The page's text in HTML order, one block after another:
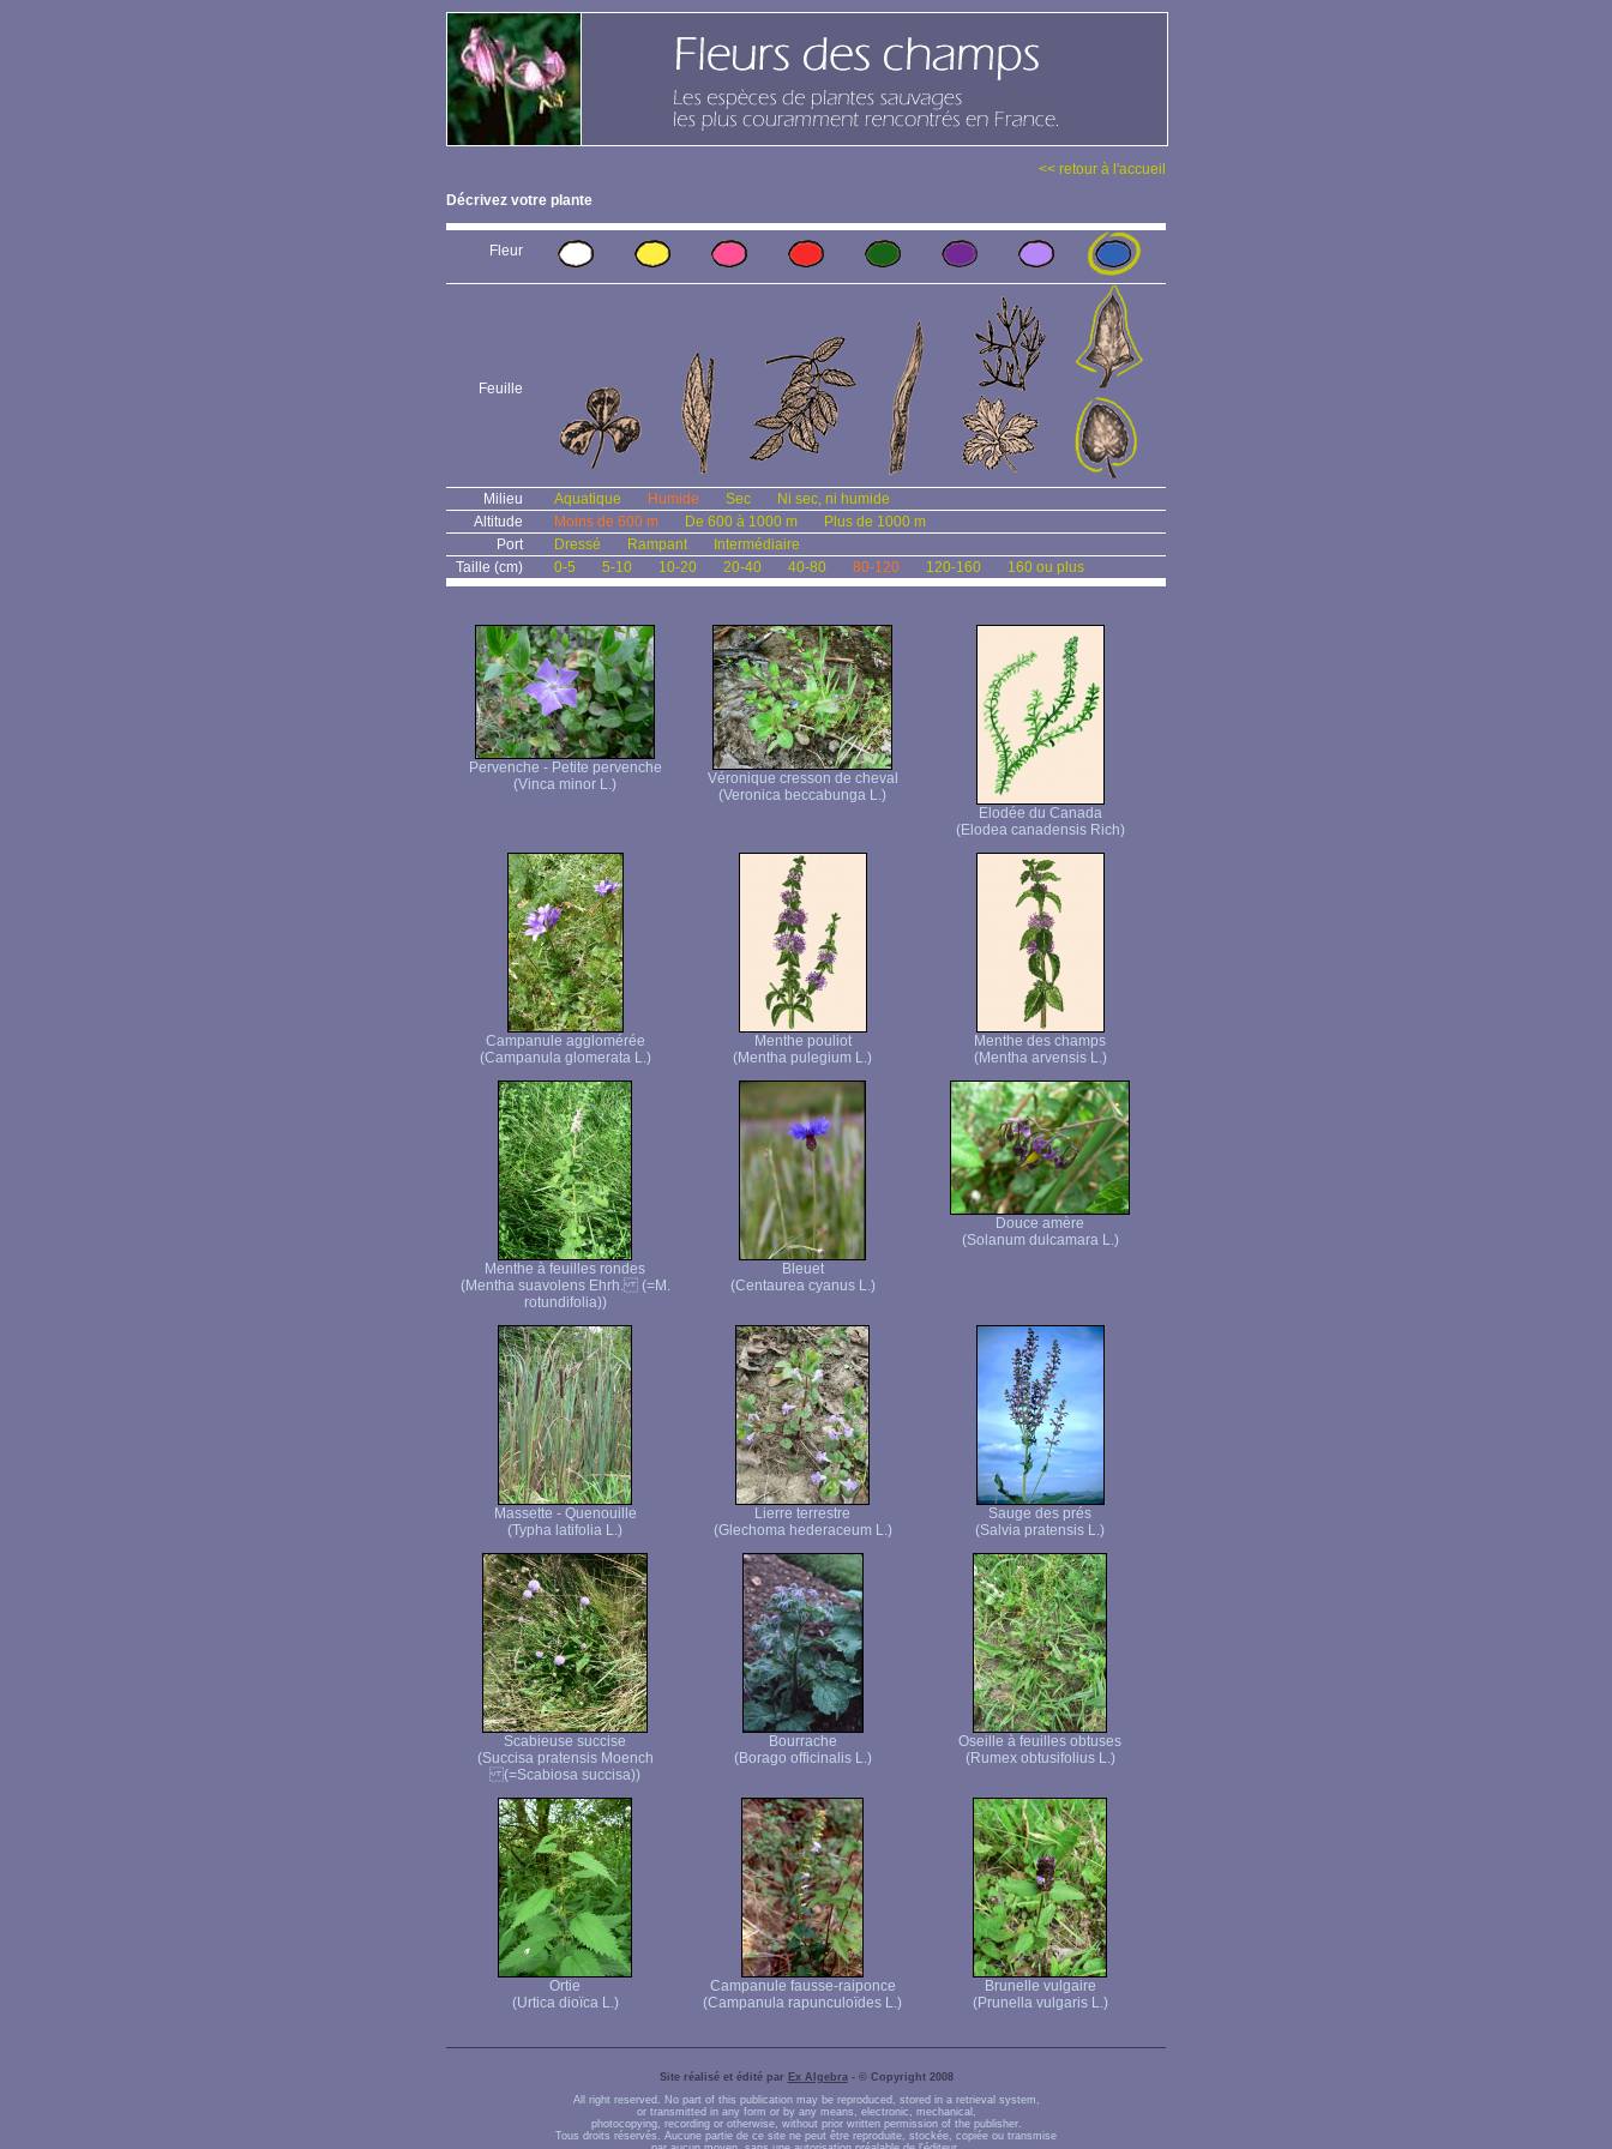
<< retour à l'accueil
Décrivez votre plante
Fleur
Feuille
Milieu Aquatique Humide Sec
Ni sec, ni humide
Altitude
Moins de 600 m De 600 à 1000 m
Plus de 1000 m
Port
Dressé Rampant
Intermédiaire
Taille (cm)
0-5 5-10 10-20 20-40 40-80 80-120 120-160 160 ou plus
Pervenche - Petite pervenche
(Vinca minor L.)
Véronique cresson de cheval
(Veronica beccabunga L.)
Elodée du Canada
(Elodea canadensis Rich)
Campanule agglomérée
(Campanula glomerata L.)
Menthe pouliot
(Mentha pulegium L.)
Menthe des champs
(Mentha arvensis L.)
Menthe à feuilles rondes
(Mentha suavolens Ehrh. (=M.
rotundifolia))
Bleuet
(Centaurea cyanus L.)
Douce amère
(Solanum dulcamara L.)
Massette - Quenouille
(Typha latifolia L.)
Lierre terrestre
(Glechoma hederaceum L.)
Sauge des prés
(Salvia pratensis L.)
Scabieuse succise
(Succisa pratensis Moench
(=Scabiosa succisa))
Bourrache
(Borago officinalis L.)
Oseille à feuilles obtuses
(Rumex obtusifolius L.)
Ortie
(Urtica dioïca L.)
Campanule fausse-raiponce
(Campanula rapunculoïdes L.)
Brunelle vulgaire
(Prunella vulgaris L.)
Site réalisé et édité par Ex Algebra- © Copyright 2008
All right reserved. No part of this publication may be reproduced, stored in a retrieval system,
or transmitted in any form or by any means, electronic, mechanical,
photocopying, recording or otherwise, without prior written permission of the publisher.
Tous droits réservés. Aucune partie de ce site ne peut être reproduite, stockée, copiée ou transmise